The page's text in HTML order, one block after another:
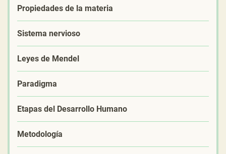
Propiedades de la materia
Sistema nervioso
Leyes de Mendel
Paradigma
Etapas del Desarrollo Humano
Metodología